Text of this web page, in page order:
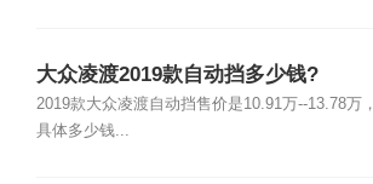
大众凌渡2019款自动挡多少钱?
2019款大众凌渡自动挡售价是10.91万--13.78万，
具体多少钱...